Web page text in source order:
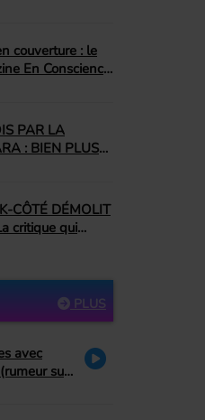
couverture : le
En Conscience
PAR LA
: BIEN PLUS
DÉMOLIT
critique qui
PLUS
avec
sur